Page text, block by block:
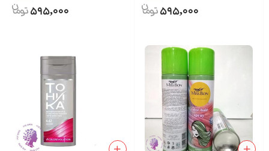
595,000
595,000